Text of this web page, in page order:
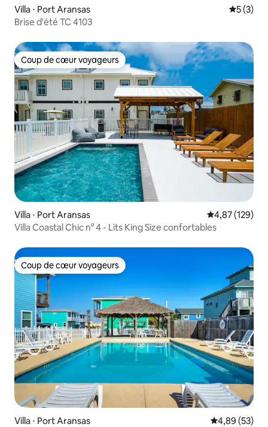
Villa ⋅ Port Aransas
5 (3)
Brise d'été TC 4103
Coup de cœur voyageurs
Coup de cœur voyageurs
Villa ⋅ Port Aransas Évaluation
4,87 (129)
Villa Coastal Chic n° 4 - Lits King Size confortables
Coup de cœur voyageurs
Coup de cœur voyageurs
Villa ⋅ Port Aransas Évaluation
4,89 (53)